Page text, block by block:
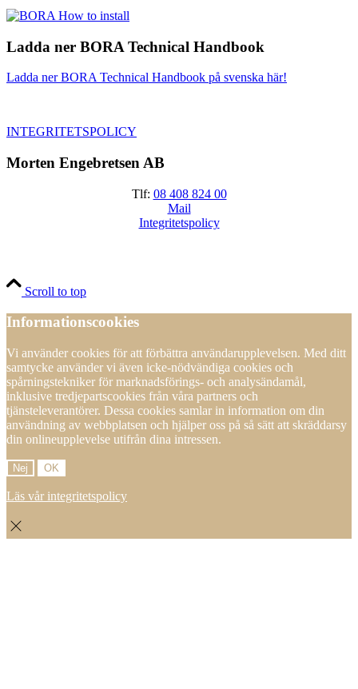
Ladda ner BORA Technical Handbook
Ladda ner BORA Technical Handbook på svenska här!
INTEGRITETSPOLICY
Morten Engebretsen AB
Tlf: 08 408 824 00
Mail
Integritetspolicy
Scroll to top
Informationscookies
Vi använder cookies för att förbättra användarupplevelsen. Med ditt
samtycke använder vi även icke-nödvändiga cookies och
spårningstekniker för marknadsförings- och analysändamål,
inklusive tredjepartscookies från våra partners och
tjänsteleverantörer. Dessa cookies samlar in information om din
användning av webbplatsen och hjälper oss på så sätt att skräddarsy
din onlineupplevelse utifrån dina intressen.
Nej OK
Läs vår integritetspolicy